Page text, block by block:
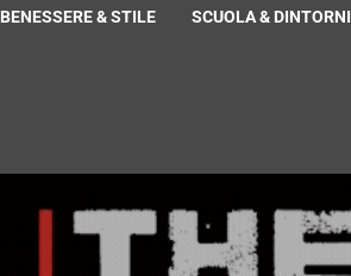
BENESSERE & STILE SCUOLA & DINTORNI